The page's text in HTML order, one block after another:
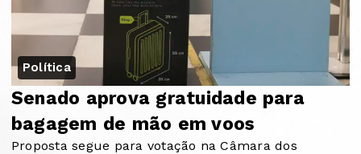
Política
Senado aprova gratuidade para
bagagem de mão em voos
Proposta segue para votação na Câmara dos